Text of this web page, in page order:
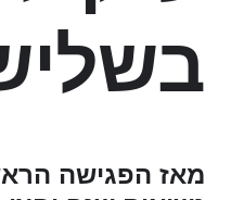
מאז הפגישה